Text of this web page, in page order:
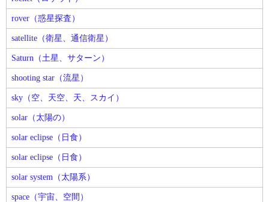
rover（惑星探査）
satellite（衛星、通信衛星）
Saturn（土星、サターン）
shooting star（流星）
sky（空、天空、天、スカイ）
solar（太陽の）
solar eclipse（日食）
solar eclipse（日食）
solar system（太陽系）
space（宇宙、空間）